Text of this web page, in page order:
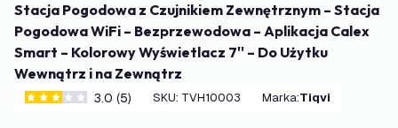
Stacja Pogodowa z Czujnikiem Zewnętrznym – Stacja
Pogodowa WiFi – Bezprzewodowa – Aplikacja Calex
Smart – Kolorowy Wyświetlacz 7'' – Do Użytku
Wewnątrz i na Zewnątrz
3 Gwiazdki oceny
3.0 (5) SKU: TVH10003 Marka: Tiqvi